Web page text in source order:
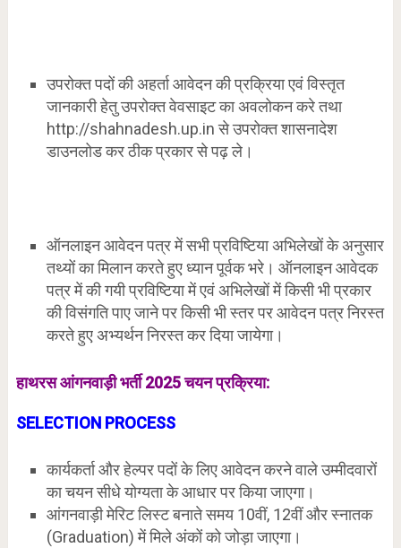
उपरोक्त पदों की अहर्ता आवेदन की प्रक्रिया एवं विस्तृत
जानकारी हेतु उपरोक्त वेवसाइट का अवलोकन करे तथा
http://shahnadesh.up.in से उपरोक्त शासनादेश
डाउनलोड कर ठीक प्रकार से पढ़ ले।
ऑनलाइन आवेदन पत्र में सभी प्रविष्टिया अभिलेखों के अनुसार
तथ्यों का मिलान करते हुए ध्यान पूर्वक भरे। ऑनलाइन आवेदक
पत्र में की गयी प्रविष्टिया में एवं अभिलेखों में किसी भी प्रकार
की विसंगति पाए जाने पर किसी भी स्तर पर आवेदन पत्र निरस्त
करते हुए अभ्यर्थन निरस्त कर दिया जायेगा।
हाथरस आंगनवाड़ी भर्ती 2025 चयन प्रक्रिया:
SELECTION PROCESS
कार्यकर्ता और हेल्पर पदों के लिए आवेदन करने वाले उम्मीदवारों
का चयन सीधे योग्यता के आधार पर किया जाएगा।
आंगनवाड़ी मेरिट लिस्ट बनाते समय 10वीं, 12वीं और स्नातक
(Graduation) में मिले अंकों को जोड़ा जाएगा।